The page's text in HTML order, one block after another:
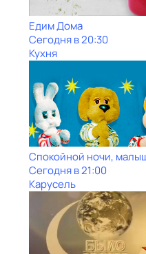
Едим Дома
Сегодня в 20:30
Кухня
Спокойной ночи,
Сегодня в 21:00
Карусель